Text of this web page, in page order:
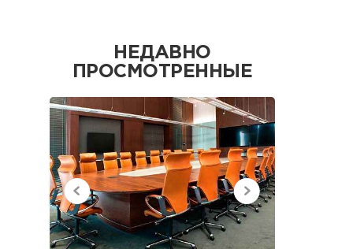
НЕДАВНО
ПРОСМОТРЕННЫЕ